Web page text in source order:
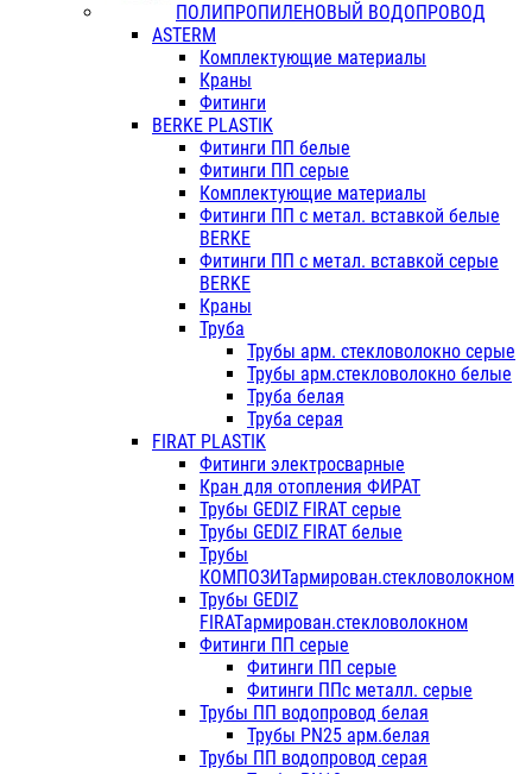
ПОЛИПРОПИЛЕНОВЫЙ ВОДОПРОВОД
ASTERM
Комплектующие материалы
Краны
Фитинги
BERKE PLASTIK
Фитинги ПП белые
Фитинги ПП серые
Комплектующие материалы
Фитинги ПП с метал. вставкой белые
BERKE
Фитинги ПП с метал. вставкой серые
BERKE
Краны
Труба
Трубы арм. стекловолокно серые
Трубы арм.стекловолокно белые
Труба белая
Труба серая
FIRAT PLASTIK
Фитинги электросварные
Кран для отопления ФИРАТ
Трубы GEDIZ FIRAT серые
Трубы GEDIZ FIRAT белые
Трубы
КОМПОЗИТармирован.стекловолокном
Трубы GEDIZ
FIRATармирован.стекловолокном
Фитинги ПП серые
Фитинги ПП серые
Фитинги ППс металл. серые
Трубы ПП водопровод белая
Трубы PN25 арм.белая
Трубы ПП водопровод серая